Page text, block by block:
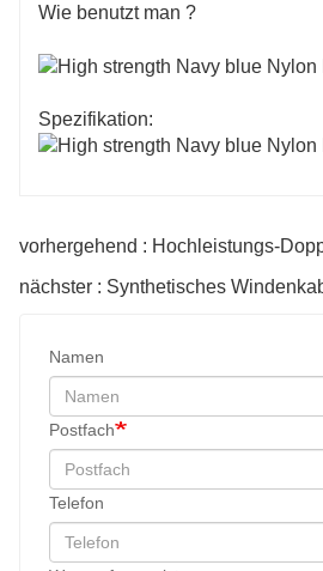
Wie benutzt man ?
Spezifikation:
Namen
Postfach
Telefon